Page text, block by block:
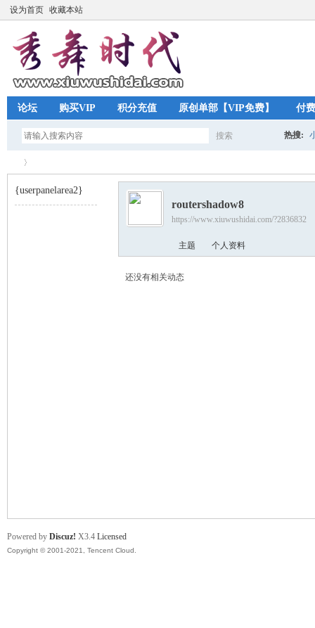
设为首页 收藏本站
论坛 购买VIP 积分充值 原创单部【VIP免费】 付
搜索
索
热搜:
{userpanelarea2}
routershadow8
https://www.xiuwushidai.com/?2836832
主题 个人资料
还没有相关动态
Powered by Discuz! X3.4 Licensed
Copyright © 2001-2021, Tencent Cloud.